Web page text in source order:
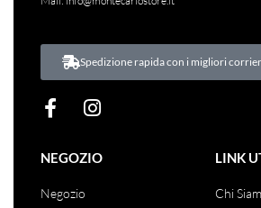
Spedizione rapida con i migliori
NEGOZIO
Negozio
LINK
Chi